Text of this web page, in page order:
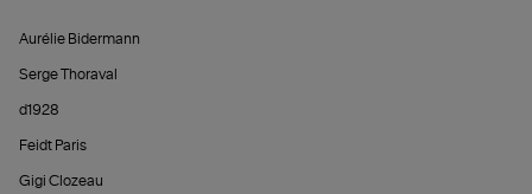
Aurélie Bidermann
Serge Thoraval
d1928
Feidt Paris
Gigi Clozeau